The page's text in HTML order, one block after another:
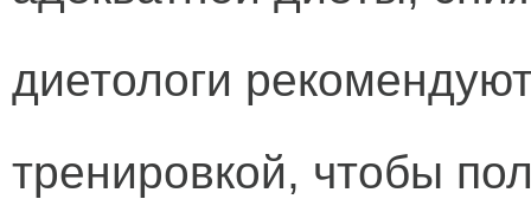
диетологи
тренировкой, чтобы